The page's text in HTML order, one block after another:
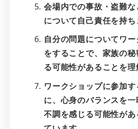
会場内での事故・盗難
について自己責任を持ち
自分の問題についてワー
をすることで、家族の
る可能性があることを理
ワークショップに参加
に、心身のバランスを
不調を感じる可能性が